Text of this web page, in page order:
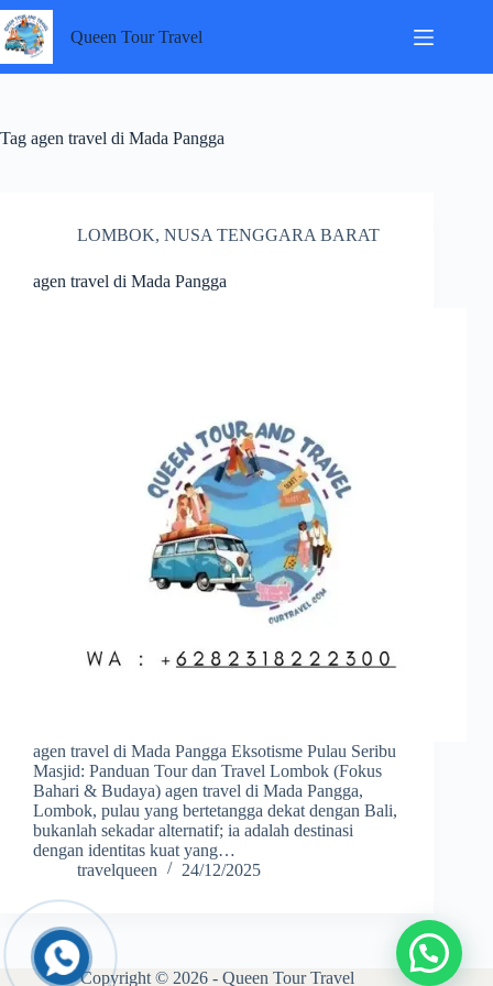
Skip
to
content
Queen Tour Travel
Tag agen travel di Mada Pangga
LOMBOK, NUSA TENGGARA BARAT
agen travel di Mada Pangga
agen travel di Mada Pangga Eksotisme Pulau Seribu
Masjid: Panduan Tour dan Travel Lombok (Fokus
Bahari & Budaya) agen travel di Mada Pangga,
Lombok, pulau yang bertetangga dekat dengan Bali,
bukanlah sekadar alternatif; ia adalah destinasi
dengan identitas kuat yang…
travelqueen
24/12/2025
Copyright © 2026 - Queen Tour Travel